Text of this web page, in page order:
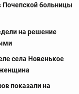
Почепской больницы
на решение
села Новенькое
показали на